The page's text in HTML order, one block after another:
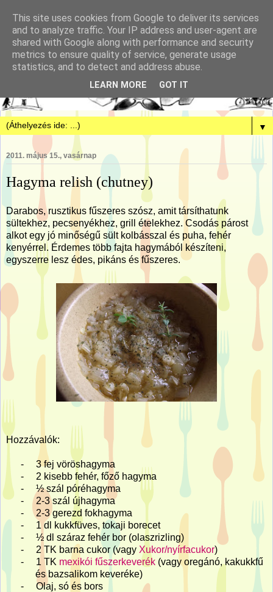
▼
2011. május 15., vasárnap
Hagyma relish (chutney)
Darabos, rusztikus fűszeres szósz, amit társíthatunk
sültekhez, pecsenyékhez, grill ételekhez. Csodás párost
alkot egy jó minőségű sült kolbásszal és puha, fehér
kenyérrel. Érdemes több fajta hagymából készíteni,
egyszerre lesz édes, pikáns és fűszeres.
Hozzávalók:
-
3 fej vöröshagyma
-
2 kisebb fehér, főző hagyma
-
½ szál póréhagyma
-
2-3 szál újhagyma
-
2-3 gerezd fokhagyma
-
1 dl kukkfüves, tokaji borecet
-
½ dl száraz fehér bor (olaszrizling)
-
2 TK barna cukor (vagy Xukor/nyírfacukor)
-
1 TK mexikói fűszerkeverék (vagy oregánó, kakukkfű
és bazsalikom keveréke)
-
Olaj, só és bors
This site uses cookies from Google to deliver its services
and to analyze traffic. Your IP address and user-agent are
shared with Google along with performance and security
metrics to ensure quality of service, generate usage
statistics, and to detect and address abuse.
LEARN MORE GOT IT